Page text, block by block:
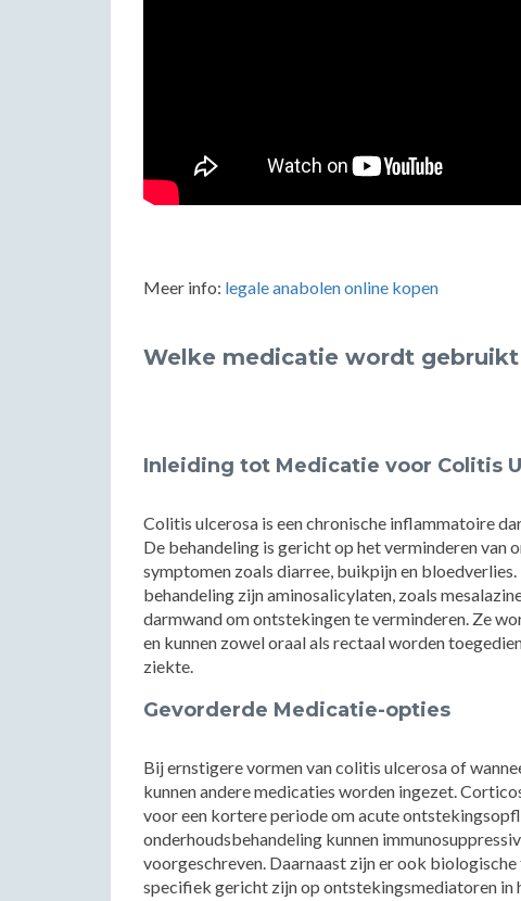
Meer info: legale anabolen online kopen
Welke medicatie wordt
Inleiding tot Medicatie voor Colitis
Colitis ulcerosa is een chronische inflammatoire
De behandeling is gericht op het verminderen van
symptomen zoals diarree, buikpijn en
behandeling zijn aminosalicylaten, zoals
darmwand om ontstekingen te verminderen. Ze
en kunnen zowel oraal als rectaal worden
ziekte.
Gevorderde Medicatie-opties
Bij ernstigere vormen van colitis ulcerosa of
kunnen andere medicaties worden ingezet.
voor een kortere periode om acute
onderhoudsbehandeling kunnen
voorgeschreven. Daarnaast zijn er ook
specifiek gericht zijn op ontstekingsmediatoren in